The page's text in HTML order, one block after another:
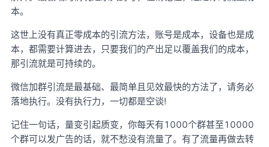
本。
这世上没有真正零成本的引流方法，账号是成本，设备也是成
本，都需要计算进去，只要我们的产出足以覆盖我们的成本，
那引流就是可持续的。
微信加群引流是最基础、最简单且见效最快的方法了，请务必
落地执行。没有执行力，一切都是空谈!
记住一句话，量变引起质变，你每天有1000个群甚至10000
个群可以发广告的话，就不愁没有流量了。有了流量再做去转